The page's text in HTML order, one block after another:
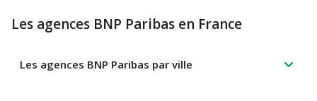
Les agences BNP Paribas en France
Les agences BNP Paribas par ville